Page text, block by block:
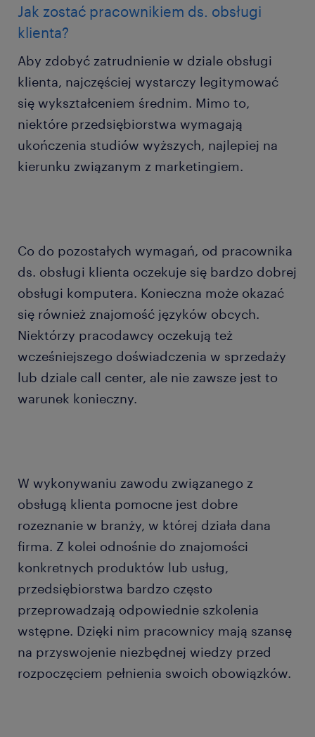
Jak zostać pracownikiem ds. obsługi
klienta?
Aby zdobyć zatrudnienie w dziale obsługi
klienta, najczęściej wystarczy legitymować
się wykształceniem średnim. Mimo to,
niektóre przedsiębiorstwa wymagają
ukończenia studiów wyższych, najlepiej na
kierunku związanym z marketingiem.
Co do pozostałych wymagań, od pracownika
ds. obsługi klienta oczekuje się bardzo dobrej
obsługi komputera. Konieczna może okazać
się również znajomość języków obcych.
Niektórzy pracodawcy oczekują też
wcześniejszego doświadczenia w sprzedaży
lub dziale call center, ale nie zawsze jest to
warunek konieczny.
W wykonywaniu zawodu związanego z
obsługą klienta pomocne jest dobre
rozeznanie w branży, w której działa dana
firma. Z kolei odnośnie do znajomości
konkretnych produktów lub usług,
przedsiębiorstwa bardzo często
przeprowadzają odpowiednie szkolenia
wstępne. Dzięki nim pracownicy mają szansę
na przyswojenie niezbędnej wiedzy przed
rozpoczęciem pełnienia swoich obowiązków.